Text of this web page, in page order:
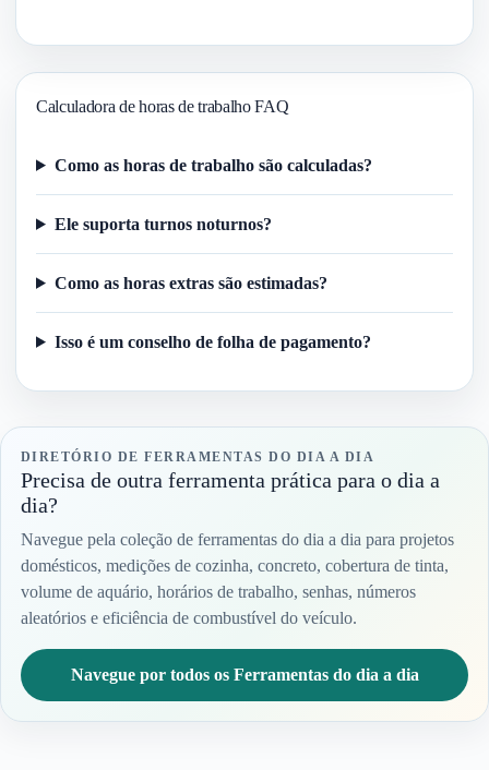
Calculadora de horas de trabalho FAQ
Como as horas de trabalho são calculadas?
Ele suporta turnos noturnos?
Como as horas extras são estimadas?
Isso é um conselho de folha de pagamento?
DIRETÓRIO DE FERRAMENTAS DO DIA A DIA
Precisa de outra ferramenta prática para o dia a
dia?
Navegue pela coleção de ferramentas do dia a dia para projetos
domésticos, medições de cozinha, concreto, cobertura de tinta,
volume de aquário, horários de trabalho, senhas, números
aleatórios e eficiência de combustível do veículo.
Navegue por todos os Ferramentas do dia a dia